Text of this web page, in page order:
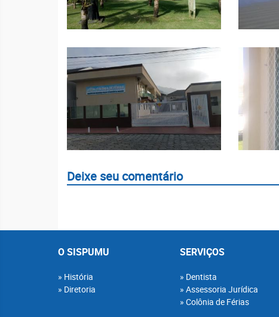
Deixe seu comentário
O SISPUMU
História
Diretoria
SERVIÇOS
Dentista
Assessoria Jurídica
Colônia de Férias